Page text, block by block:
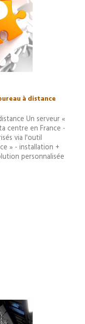
à distance
Un serveur «
centre en France -
via l'outil
» - installation +
personnalisée